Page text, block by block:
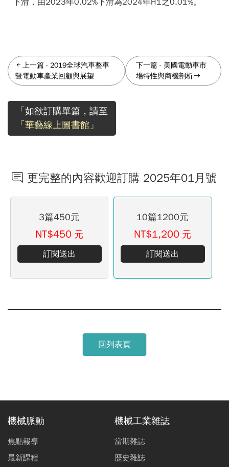
下滑，由2023年0.02%下滑為2024年H1之0.01%。
上一篇 - 2019全球汽車整車
暨電動車產業回顧與展望
下一篇 - 美國電動車市
場特性與商機剖析
「如欲訂購單篇，請至
「華藝線上圖書館」
更完整的內容歡迎訂購 2025年01月號
3篇450元
NT$450 元
訂閱送出
10篇1200元
NT$1,200 元
訂閱送出
回列表頁
機械脈動
焦點報導
最新課程
機械工業雜誌
當期雜誌
歷史雜誌